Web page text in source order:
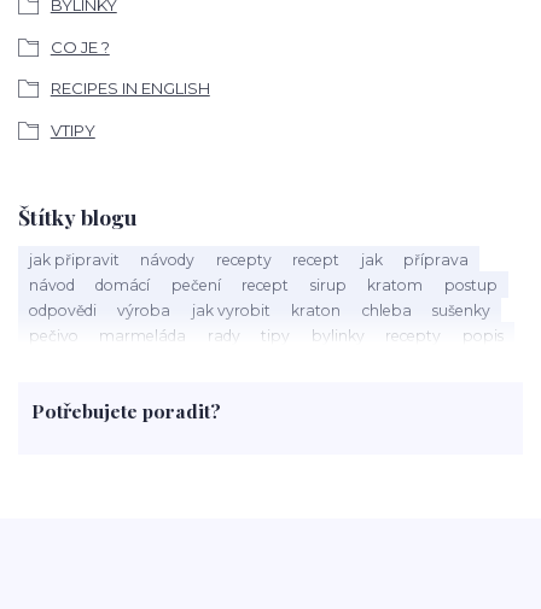
BYLINKY
CO JE ?
RECIPES IN ENGLISH
VTIPY
Štítky blogu
jak připravit návody recepty recept jak
příprava
návod
domácí pečení recept sirup kratom
postup
odpovědi
výroba jak vyrobit kraton chleba
sušenky
pečivo
marmeláda rady tipy bylinky recepty
popis
rohlíky
grilování čaj
Potřebujete poradit?